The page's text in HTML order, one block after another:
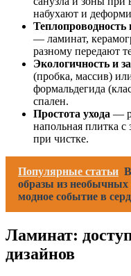
набухают и
— ламинат,
разному передают
Экологичность и
(пробка, массив)
формальдегида
спален.
Простота ухода —
напольная плитка
при чистке.
Популярные статьи
образы из необычных
модное событие в
Ламинат:
дизайнов